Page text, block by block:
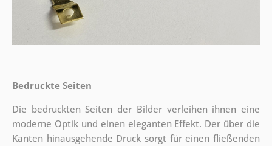
Bedruckte Seiten
Die bedruckten Seiten der Bilder verleihen ihnen eine
moderne Optik und einen eleganten Effekt. Der über die
Kanten hinausgehende Druck sorgt für einen fließenden